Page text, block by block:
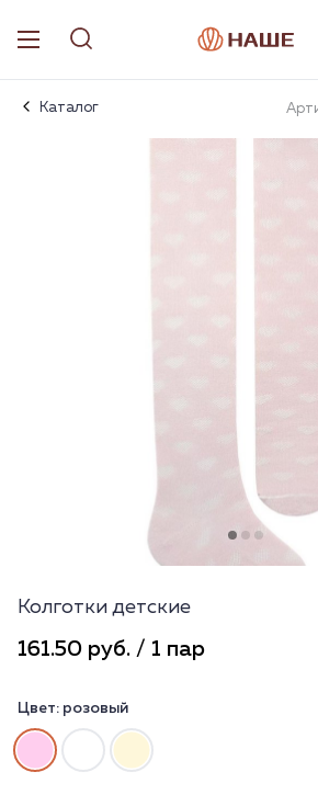
Каталог
Колготки детские
161.50 руб. / 1 пар
Цвет: розовый